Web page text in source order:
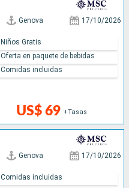
Genova 17/10/2026
US$ 69 +Tasas
Niños Gratis
Oferta en paquete de bebidas
Comidas incluidas
Genova 17/10/2026
Comidas incluidas